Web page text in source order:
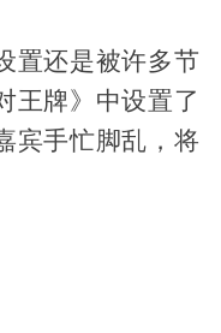
置还是被许多节
王牌》中设置了
宾手忙脚乱，将